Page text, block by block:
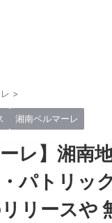
>
湘南ベルマーレ
ーレ】湘南
・パトリ
リースや